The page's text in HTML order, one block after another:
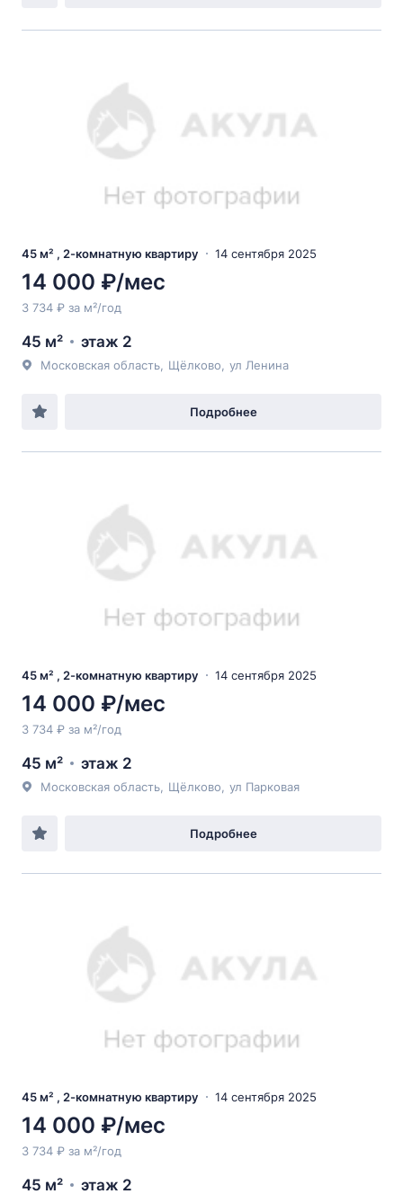
45 м² , 2-комнатную квартиру 14 сентября 2025
14 000 ₽/мес
3 734 ₽ за м²/год
45 м² этаж 2
Московская область Щёлково ул Ленина
Подробнее
45 м² , 2-комнатную квартиру 14 сентября 2025
14 000 ₽/мес
3 734 ₽ за м²/год
45 м² этаж 2
Московская область Щёлково ул Парковая
Подробнее
45 м² , 2-комнатную квартиру 14 сентября 2025
14 000 ₽/мес
3 734 ₽ за м²/год
45 м² этаж 2